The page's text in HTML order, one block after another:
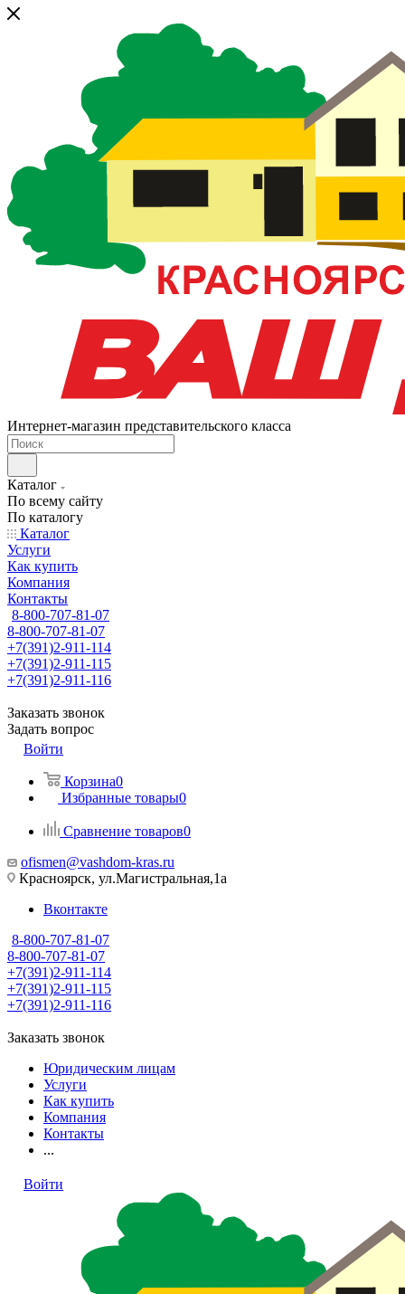
Интернет-магазин представительского класса
Каталог
По всему сайту
По каталогу
Каталог
Услуги
Как купить
Компания
Контакты
8-800-707-81-07
8-800-707-81-07
+7(391)2-911-114
+7(391)2-911-115
+7(391)2-911-116
Заказать звонок
Задать вопрос
Войти
Корзина0
Избранные товары0
Сравнение товаров0
ofismen@vashdom-kras.ru
Красноярск, ул.Магистральная,1а
Вконтакте
8-800-707-81-07
8-800-707-81-07
+7(391)2-911-114
+7(391)2-911-115
+7(391)2-911-116
Заказать звонок
Юридическим лицам
Услуги
Как купить
Компания
Контакты
...
Войти